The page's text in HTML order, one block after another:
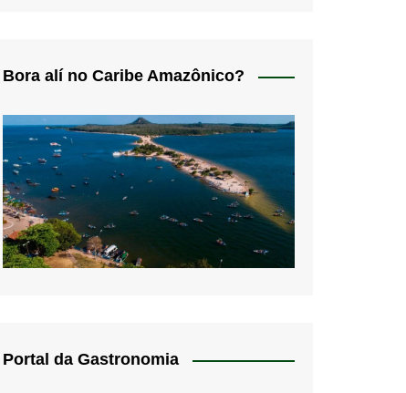
Bora alí no Caribe Amazônico?
Portal da Gastronomia